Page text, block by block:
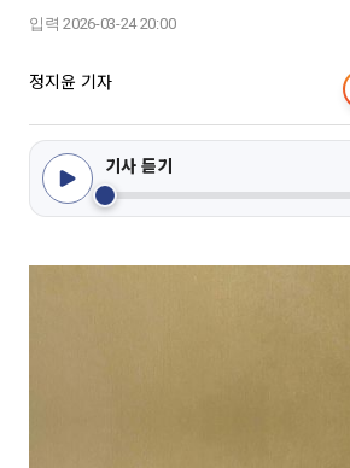
입력 2026-03-24 20:00
정지윤 기자
기사 듣기